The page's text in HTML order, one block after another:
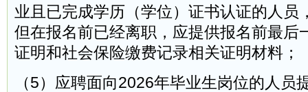
业且已完成学历（学位）证书认证的人员
但在报名前已经离职，应提供报名前最后
证明和社会保险缴费记录相关证明材料；
（5）应聘面向2026年毕业生岗位的人员